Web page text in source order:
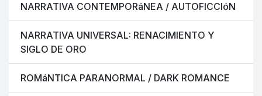
NARRATIVA CONTEMPORáNEA / AUTOFICCIóN
NARRATIVA UNIVERSAL: RENACIMIENTO Y
SIGLO DE ORO
ROMáNTICA PARANORMAL / DARK ROMANCE